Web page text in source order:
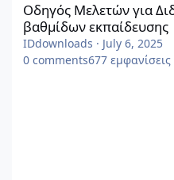
Οδηγός Μελετών για
βαθμίδων εκπαίδευσης
IDdownloads · July 6, 2025
0 comments677 εμφανίσεις